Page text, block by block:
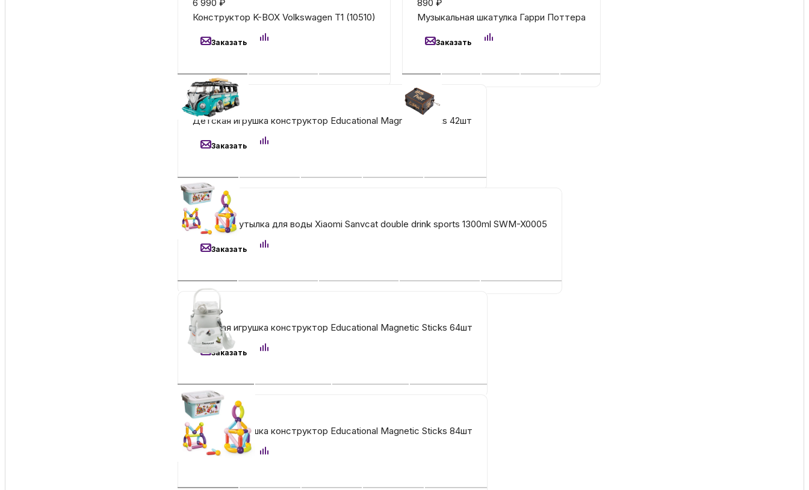
Бытовая техника
Красота и здоровье
Для домашних питомцев
Сервисный центр Apple в Самаре
6 990 ₽
Конструктор K-BOX Volkswagen T1 (10510)
Заказать
890 ₽
Музыкальная шкатулка Гарри Поттера
Заказать
1 490₽
Детская игрушка конструктор Educational Magnetic Sticks 42шт
Заказать
1 690
₽
Детская бутылка для воды Xiaomi Sanvcat double drink sports 1300ml SWM-X0005
Заказать
1 990₽
Детская игрушка конструктор Educational Magnetic Sticks 64шт
Заказать
2 590₽
Детская игрушка конструктор Educational Magnetic Sticks 84шт
Заказать